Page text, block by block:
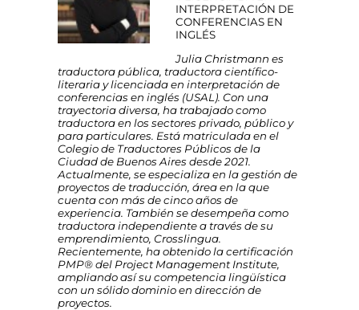
INTERPRETACIÓN DE
CONFERENCIAS EN
INGLÉS
Julia Christmann es
traductora pública, traductora científico-
literaria y licenciada en interpretación de
conferencias en inglés (USAL). Con una
trayectoria diversa, ha trabajado como
traductora en los sectores privado, público y
para particulares. Está matriculada en el
Colegio de Traductores Públicos de la
Ciudad de Buenos Aires desde 2021.
Actualmente, se especializa en la gestión de
proyectos de traducción, área en la que
cuenta con más de cinco años de
experiencia. También se desempeña como
traductora independiente a través de su
emprendimiento, Crosslingua.
Recientemente, ha obtenido la certificación
PMP® del Project Management Institute,
ampliando así su competencia lingüística
con un sólido dominio en dirección de
proyectos.